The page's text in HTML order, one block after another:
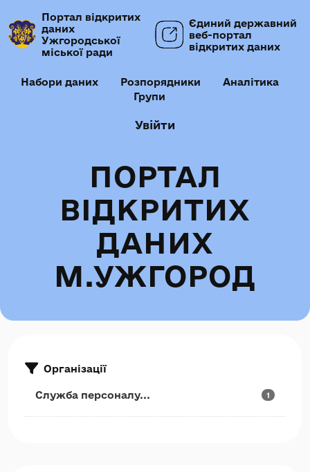
Портал відкритих
даних
Ужгородської
міської ради
Єдиний державний
веб-портал
відкритих даних
Набори даних Розпорядники
Аналітика
Групи
Увійти
ПОРТАЛ
ВІДКРИТИХ
ДАНИХ
М.УЖГОРОД
Організації
Служба персоналу... 1